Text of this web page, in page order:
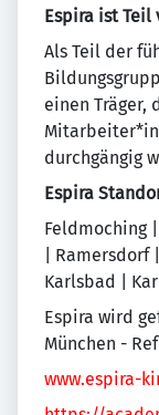
Espira ist Teil
Als Teil der
einen Träger,
durchgängig
Espira
Feldmoching
|
Karlsbad |
Espira wird
München -
www.espira-